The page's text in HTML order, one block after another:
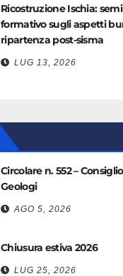
Ricostruzione Ischia:
formativo sugli aspetti
ripartenza post-sisma
LUG 13, 2026
Circolare n. 552 –
Geologi
AGO 5, 2026
Chiusura estiva 2026
LUG 25, 2026